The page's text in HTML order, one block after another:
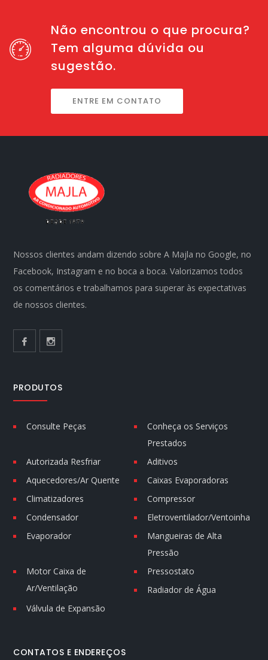
Não encontrou o que procura?
Tem alguma dúvida ou
sugestão.
ENTRE EM CONTATO
Nossos clientes andam dizendo sobre A Majla no Google, no
Facebook, Instagram e no boca a boca. Valorizamos todos
os comentários e trabalhamos para superar às expectativas
de nossos clientes.
PRODUTOS
Consulte Peças
Conheça os Serviços
Prestados
Autorizada Resfriar
Aditivos
Aquecedores/Ar Quente
Caixas Evaporadoras
Climatizadores
Compressor
Condensador
Eletroventilador/Ventoinha
Evaporador
Mangueiras de Alta
Pressão
Motor Caixa de
Ar/Ventilação
Pressostato
Radiador de Água
Válvula de Expansão
CONTATOS E ENDEREÇOS